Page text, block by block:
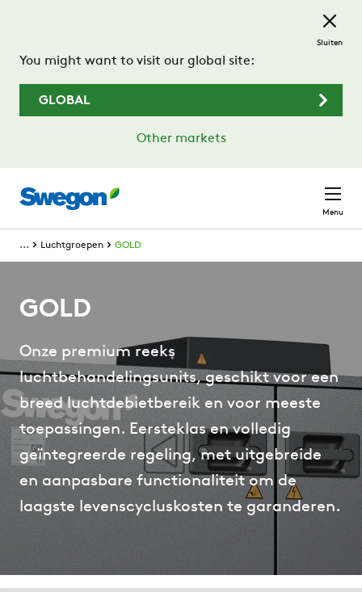
You might want to visit our global site:
GLOBAL
Other markets
Sluiten
Menu
... Luchtgroepen GOLD
GOLD
Onze premium reeks
luchtbehandelingsunits, geschikt voor een
breed luchtdebietbereik en voor meeste
toepassingen. Eersteklas en volledig
geïntegreerde regeling, met uitgebreide
en aanpasbare functionaliteit om de
laagste levenscycluskosten te garanderen.